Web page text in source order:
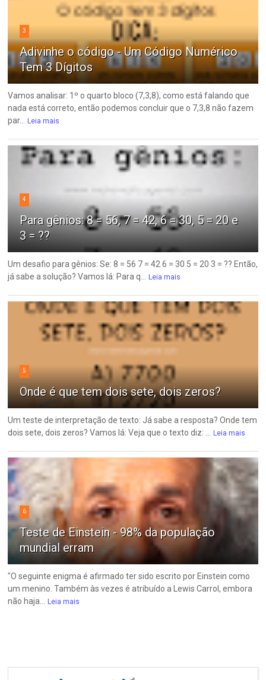
3
Adivinhe o código - Um Código Numérico
Tem 3 Dígitos
Vamos analisar: 1º o quarto bloco (7,3,8), como está falando que
nada está correto, então podemos concluir que o 7,3,8 não fazem
par...
Leia mais
4
Para gênios: 8 = 56, 7 = 42, 6 = 30, 5 = 20 e
3 = ??
Um desafio para gênios: Se: 8 = 56 7 = 42 6 = 30 5 = 20 3 = ?? Então,
já sabe a solução? Vamos lá: Para q...
Leia mais
5
Onde é que tem dois sete, dois zeros?
Um teste de interpretação de texto: Já sabe a resposta? Onde tem
dois sete, dois zeros? Vamos lá: Veja que o texto diz: ...
Leia mais
6
Teste de Einstein - 98% da população
mundial erram
"O seguinte enigma é afirmado ter sido escrito por Einstein como
um menino. Também às vezes é atribuído a Lewis Carrol, embora
não haja...
Leia mais